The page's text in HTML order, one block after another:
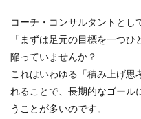
コーチ・コンサルタントとし
「まずは足元の目標を一つ
陥っていませんか？
これはいわゆる「積み上げ思
れることで、長期的なゴール
うことが多いのです。